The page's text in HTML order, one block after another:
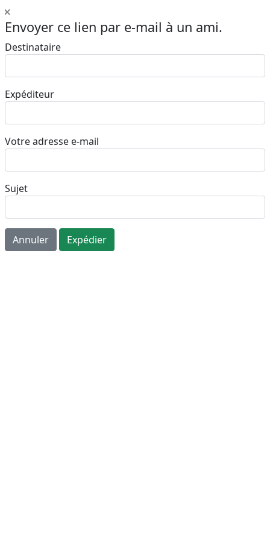
Envoyer ce lien par e-mail à un ami.
Destinataire
Expéditeur
Votre adresse e-mail
Sujet
Annuler Expédier